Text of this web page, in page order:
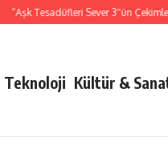
Tesadüfleri Sever 3″ün Çekimleri
Teknoloji Kültür &